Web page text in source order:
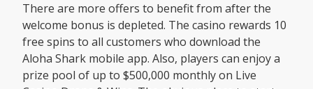
There are more offers to benefit from after the
welcome bonus is depleted. The casino rewards 10
free spins to all customers who download the
Aloha Shark mobile app. Also, players can enjoy a
prize pool of up to $500,000 monthly on Live